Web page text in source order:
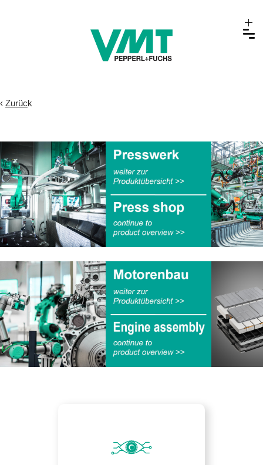
‹ Zurück